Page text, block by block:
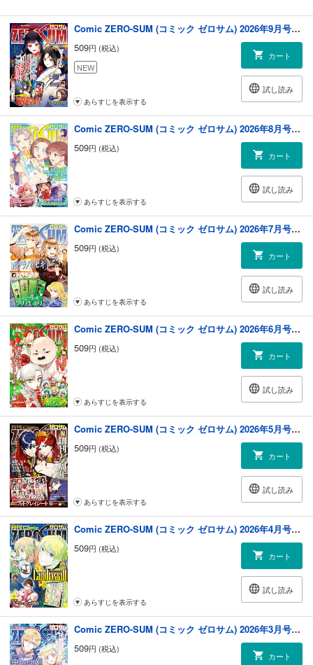
承ください。
Comic ZERO-SUM (コミック ゼロサム) 2026年9月号[雑誌]
509円 (税込)
NEW
カート
試し読み
あらすじを表示する
Comic ZERO-SUM (コミック ゼロサム) 2026年8月号[雑誌]
509円 (税込)
カート
試し読み
あらすじを表示する
Comic ZERO-SUM (コミック ゼロサム) 2026年7月号[雑誌]
509円 (税込)
カート
試し読み
あらすじを表示する
Comic ZERO-SUM (コミック ゼロサム) 2026年6月号[雑誌]
509円 (税込)
カート
試し読み
あらすじを表示する
Comic ZERO-SUM (コミック ゼロサム) 2026年5月号[雑誌]
509円 (税込)
カート
試し読み
あらすじを表示する
Comic ZERO-SUM (コミック ゼロサム) 2026年4月号[雑誌]
509円 (税込)
カート
試し読み
あらすじを表示する
Comic ZERO-SUM (コミック ゼロサム) 2026年3月号[雑誌]
509円 (税込)
カート